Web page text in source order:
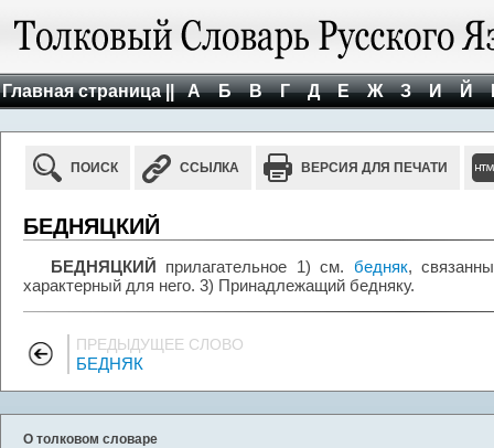
Главная страница || А Б В Г Д Е Ж З И Й
ПОИСК ССЫЛКА ВЕРСИЯ ДЛЯ ПЕЧАТИ
БЕДНЯЦКИЙ
БЕДНЯЦКИЙ прилагательное 1) см. бедняк,
характерный для него. 3) Принадлежащий бедняку.
ПРЕДЫДУЩЕЕ СЛОВО
БЕДНЯК
О толковом словаре